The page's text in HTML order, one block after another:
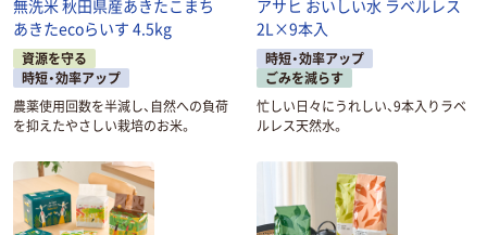
無洗米 秋田県産あきたこまち
あきたecoらいす 4.5kg
資源を守る
時短・効率アップ
農薬使用回数を半減し、自然への負荷
を抑えたやさしい栽培のお米。
アサヒ おいしい水 ラベルレス
2L×9本入
時短・効率アップ
ごみを減らす
忙しい日々にうれしい、9本入りラベ
ルレス天然水。